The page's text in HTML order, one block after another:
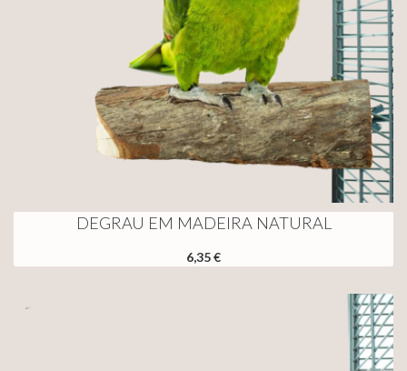
DEGRAU EM MADEIRA NATURAL
6,35 €